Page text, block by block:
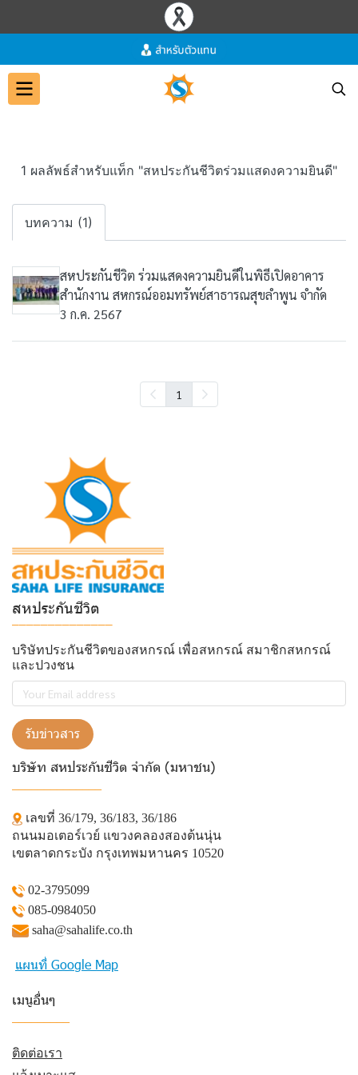
1 ผลลัพธ์สำหรับแท็ก "สหประกันชีวิตร่วมแสดงความยินดี"
บทความ (1)
สหประกันชีวิต ร่วมแสดงความยินดีในพิธีเปิดอาคาร
สำนักงาน สหกรณ์ออมทรัพย์สาธารณสุขลำพูน จำกัด
3 ก.ค. 2567
1
สหประกันชีวิต
บริษัทประกันชีวิตของสหกรณ์ เพื่อสหกรณ์ สมาชิกสหกรณ์
และปวงชน
รับข่าวสาร
บริษัท สหประกันชีวิต จำกัด (มหาชน)
เลขที่ 36/179, 36/183, 36/186
ถนนมอเตอร์เวย์ แขวงคลองสองต้นนุ่น
เขตลาดกระบัง กรุงเทพมหานคร 10520
02-3795099
085-0984050
saha@sahalife.co.th
แผนที่ Google Map
เมนูอื่นๆ
ติดต่อเรา